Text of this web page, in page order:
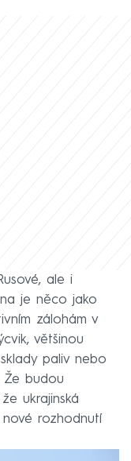
ale i
je něco jako
zálohám v
většinou
paliv nebo
Že budou
ukrajinská
rozhodnutí